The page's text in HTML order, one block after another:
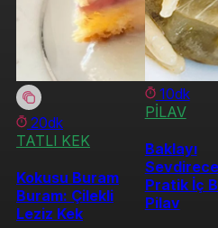
20dk
TATLI KEK
Kokusu Buram
Buram: Çilekli
Leziz Kek
10dk
PİLAV
Baklayı
Pratik İç
Pilav